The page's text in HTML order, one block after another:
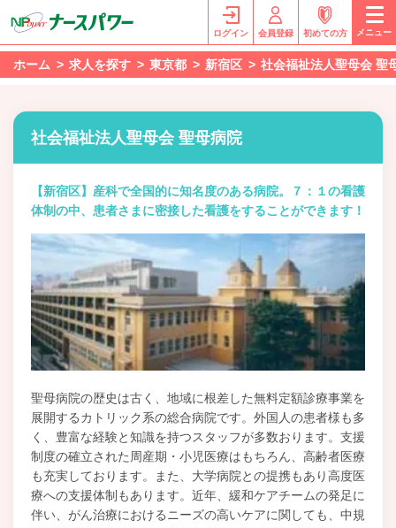
ログイン 会員登録 初めての方 メニュー
ホーム 求人を探す 東京都 新宿区 社会福祉法人聖母会 聖
社会福祉法人聖母会 聖母病院
【新宿区】産科で全国的に知名度のある病院。７：１の看護
体制の中、患者さまに密接した看護をすることができます！
聖母病院の歴史は古く、地域に根差した無料定額診療事業を
展開するカトリック系の総合病院です。外国人の患者様も多
く、豊富な経験と知識を持つスタッフが多数おります。支援
制度の確立された周産期・小児医療はもちろん、高齢者医療
も充実しております。また、大学病院との提携もあり高度医
療への支援体制もあります。近年、緩和ケアチームの発足に
伴い、がん治療におけるニーズの高いケアに関しても、中規